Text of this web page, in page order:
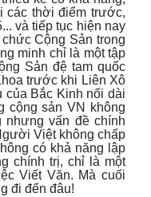
các thời điểm trước,
và tiếp tục hiện nay
Cộng Sản trong
minh chỉ là một tập
Sản đệ tam quốc
trước khi Liên Xô
của Bắc Kinh nối dài
cộng sản VN không
nhưng vấn đề chính
Việt không chấp
có khả năng lập
chính trị, chỉ là một
Viết Văn. Mà cuối
đi đến đâu!